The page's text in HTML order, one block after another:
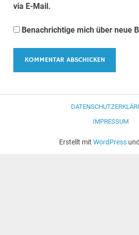
via E-Mail.
Benachrichtige mich über neue
IMPRESSUM
Erstellt mit WordPressund